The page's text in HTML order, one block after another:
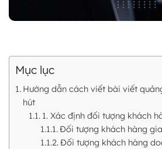
Mục lục
Hướng dẫn cách viết bài viết
hút
1. Xác định đối tượng khách
Đối tượng khách hàng
Đối tượng khách hàng